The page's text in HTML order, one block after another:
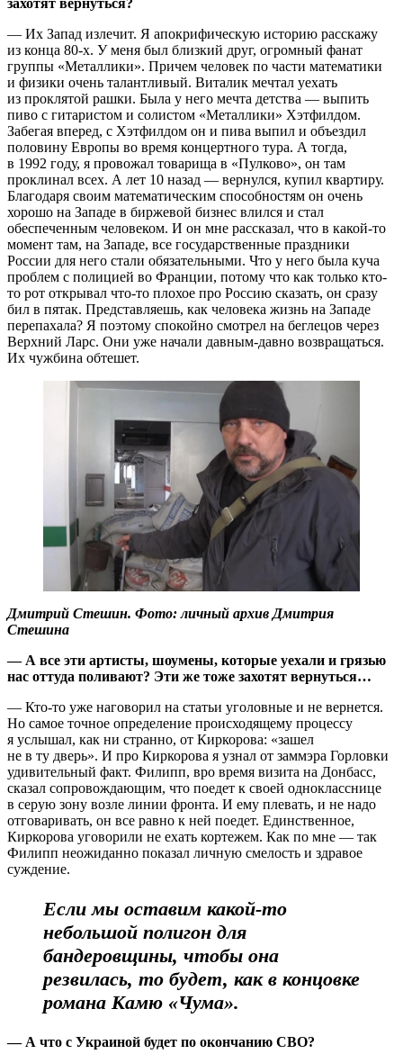
захотят вернуться?
— Их Запад излечит. Я апокрифическую историю расскажу
из конца 80-х. У меня был близкий друг, огромный фанат
группы «Металлики». Причем человек по части математики
и физики очень талантливый. Виталик мечтал уехать
из проклятой рашки. Была у него мечта детства — выпить
пиво с гитаристом и солистом «Металлики» Хэтфилдом.
Забегая вперед, с Хэтфилдом он и пива выпил и объездил
половину Европы во время концертного тура. А тогда,
в 1992 году, я провожал товарища в «Пулково», он там
проклинал всех. А лет 10 назад — вернулся, купил квартиру.
Благодаря своим математическим способностям он очень
хорошо на Западе в биржевой бизнес влился и стал
обеспеченным человеком. И он мне рассказал, что в какой-то
момент там, на Западе, все государственные праздники
России для него стали обязательными. Что у него была куча
проблем с полицией во Франции, потому что как только кто-
то рот открывал что-то плохое про Россию сказать, он сразу
бил в пятак. Представляешь, как человека жизнь на Западе
перепахала? Я поэтому спокойно смотрел на беглецов через
Верхний Ларс. Они уже начали давным-давно возвращаться.
Их чужбина обтешет.
Дмитрий Стешин. Фото: личный архив Дмитрия
Стешина
— А все эти артисты, шоумены, которые уехали и грязью
нас оттуда поливают? Эти же тоже захотят вернуться…
— Кто-то уже наговорил на статьи уголовные и не вернется.
Но самое точное определение происходящему процессу
я услышал, как ни странно, от Киркорова: «зашел
не в ту дверь». И про Киркорова я узнал от заммэра Горловки
удивительный факт. Филипп, вро время визита на Донбасс,
сказал сопровождающим, что поедет к своей однокласснице
в серую зону возле линии фронта. И ему плевать, и не надо
отговаривать, он все равно к ней поедет. Единственное,
Киркорова уговорили не ехать кортежем. Как по мне — так
Филипп неожиданно показал личную смелость и здравое
суждение.
Если мы оставим какой-то
небольшой полигон для
бандеровщины, чтобы она
резвилась, то будет, как в концовке
романа Камю «Чума».
— А что с Украиной будет по окончанию СВО?